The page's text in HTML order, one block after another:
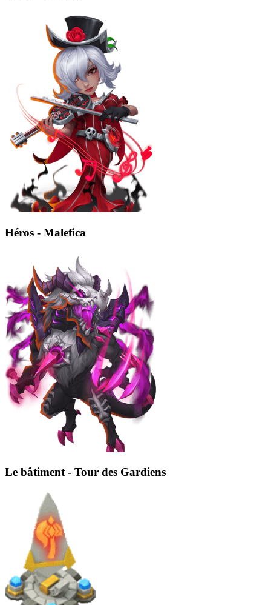
Héros - Malefica
Le bâtiment - Tour des Gardiens